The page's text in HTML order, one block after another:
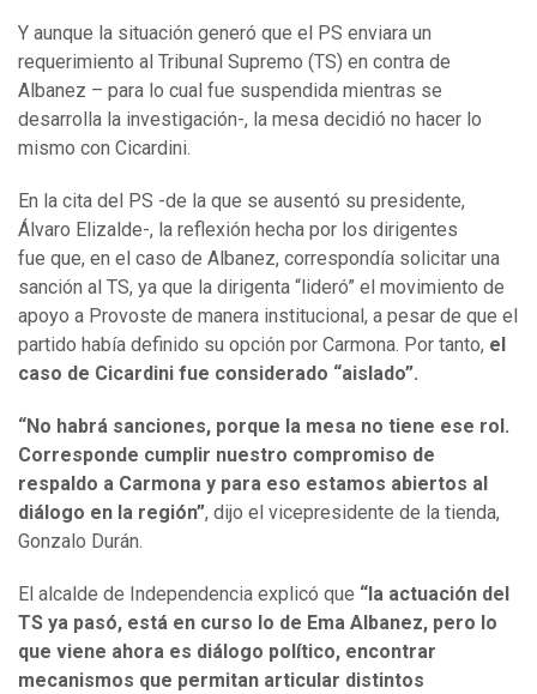
Y aunque la situación generó que el PS enviara un
requerimiento al Tribunal Supremo (TS) en contra de
Albanez – para lo cual fue suspendida mientras se
desarrolla la investigación-, la mesa decidió no hacer lo
mismo con Cicardini.
En la cita del PS -de la que se ausentó su presidente,
Álvaro Elizalde-, la reflexión hecha por los dirigentes
fue que, en el caso de Albanez, correspondía solicitar una
sanción al TS, ya que la dirigenta “lideró” el movimiento de
apoyo a Provoste de manera institucional, a pesar de que el
partido había definido su opción por Carmona. Por tanto, el
caso de Cicardini fue considerado “aislado”.
“No habrá sanciones, porque la mesa no tiene ese rol.
Corresponde cumplir nuestro compromiso de
respaldo a Carmona y para eso estamos abiertos al
diálogo en la región”, dijo el vicepresidente de la tienda,
Gonzalo Durán.
El alcalde de Independencia explicó que “la actuación del
TS ya pasó, está en curso lo de Ema Albanez, pero lo
que viene ahora es diálogo político, encontrar
mecanismos que permitan articular distintos